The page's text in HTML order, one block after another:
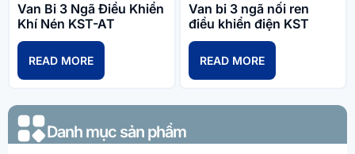
Danh mục sản phẩm​
Van Bi 3 Ngã Điều Khiển
Khí Nén KST-AT
READ MORE
Van bi 3 ngã nối ren
điều khiển điện KST
READ MORE